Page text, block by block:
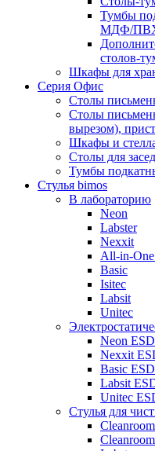
Тумбы
МДФ/
столов-
Шкафы для
Серия Офис
Столы
Столы
вырезом),
Шкафы и
Столы для
Тумбы
Стулья bimos
В лабораторию
Neon
Labster
Nexxit
All-in-
Basic
Isitec
Labsit
Unitec
Neon ESD
Nexxit
Basic ESD
Labsit
Unitec
Стулья для